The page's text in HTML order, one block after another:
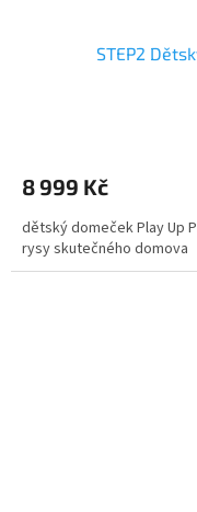
STEP2
8 999 Kč
dětský domeček Play Up
rysy skutečného domova